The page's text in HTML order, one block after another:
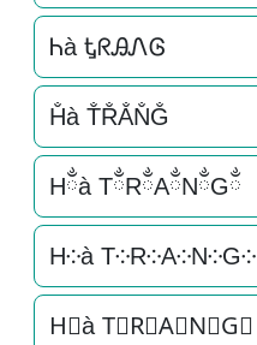
Ꮒà ᎿᖇᎯᏁᎶ
H̐à T̐R̐A̐N̐G̐
Hྂà TྂRྂAྂNྂGྂ
H༶à T༶R༶A༶N༶G༶
H⃕à T⃕R⃕A⃕N⃕G⃕